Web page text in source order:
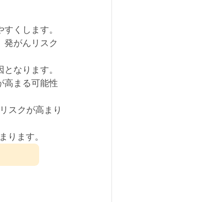
くします。
発がんリスク
なります。
高まる可能性
スクが高まり
ります。